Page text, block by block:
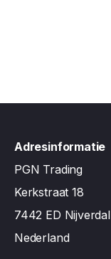
Adresinformatie
PGN Trading
Kerkstraat 18
7442 ED Nijverdal
Nederland